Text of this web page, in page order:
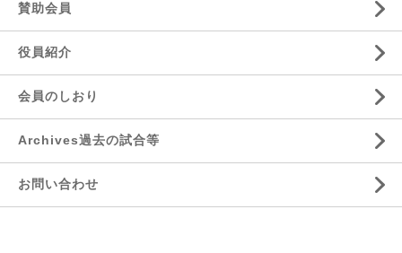
賛助会員
役員紹介
会員のしおり
Archives過去の試合等
お問い合わせ